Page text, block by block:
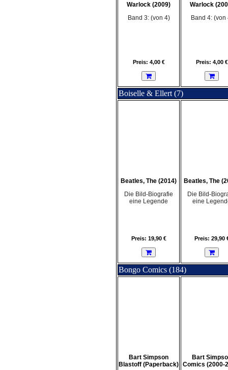
Warlock (2009)
Band 3: (von 4)
Preis: 4,00 €
Warlock
Band 4: (von
Preis: 4,00 €
Boiselle & Ellert (7)
Beatles, The (2014)
Die Bild-Biografie
eine Legende
Preis: 19,90 €
Beatles, The
Die Bild-
eine
Preis: 29,90
Bongo Comics (184)
Bart Simpson
Blastoff (Paperback)
Bart
Comics (2000-